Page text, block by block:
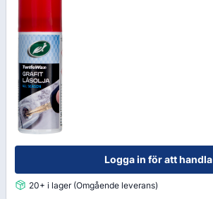
Logga in för att handla
20+ i lager (Omgående leverans)